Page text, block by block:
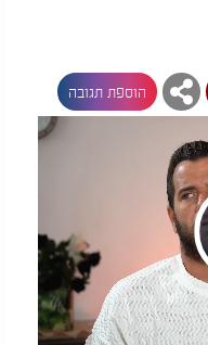
הוספת תגובה